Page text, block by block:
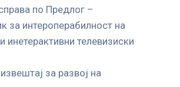
по Предлог –
за интероперабилност на
инетерактивни телевизиски
за развој на